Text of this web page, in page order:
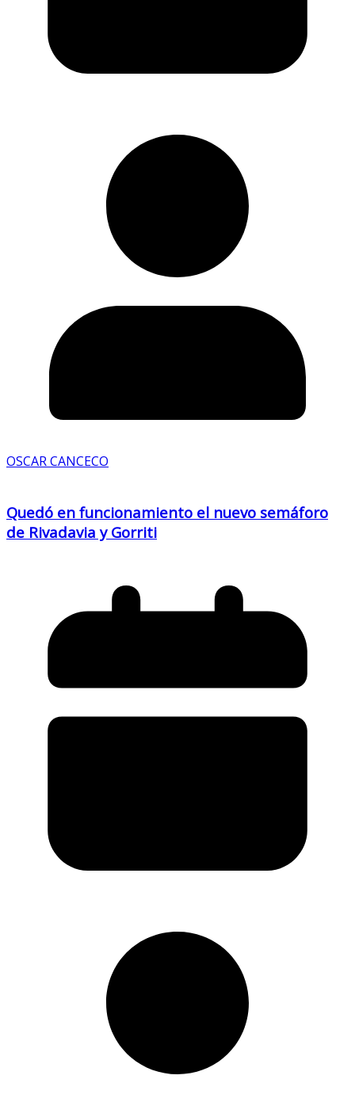
OSCAR CANCECO
Quedó en funcionamiento el nuevo semáforo
de Rivadavia y Gorriti